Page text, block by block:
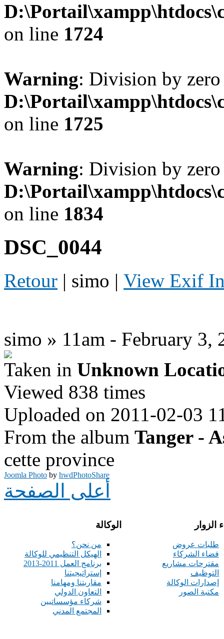
on line 1724
Warning: Division by
on line 1725
Warning: Division by
on line 1834
DSC_0044
Retour | simo | View Exif
simo » 11am - February 3,
Taken in Unknown
Viewed 838 times
Uploaded on 2011-02-03
From the album Tanger -
cette province
Joomla Photo by hwdPhotoShare
أعلى الصفحة
الوكالة
من نحن؟
الهيكل التنظيمي للوكالة
برنامج العمل 2011-2013
إستراتيجيتنا
مقاربتنا ومهامنا
التعاون الدولي
شركاء مؤسساتيين
المجتمع المدني
الزوار
طلبات عروض
فضاء الشركاء
مقترحات مشاريع
التوظيف
إصدارات الوكالة
مكتبة الصور